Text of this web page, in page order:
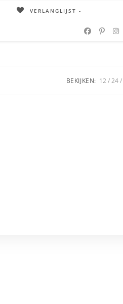
VERLANGLIJST -
BEKIJKEN: 12 24